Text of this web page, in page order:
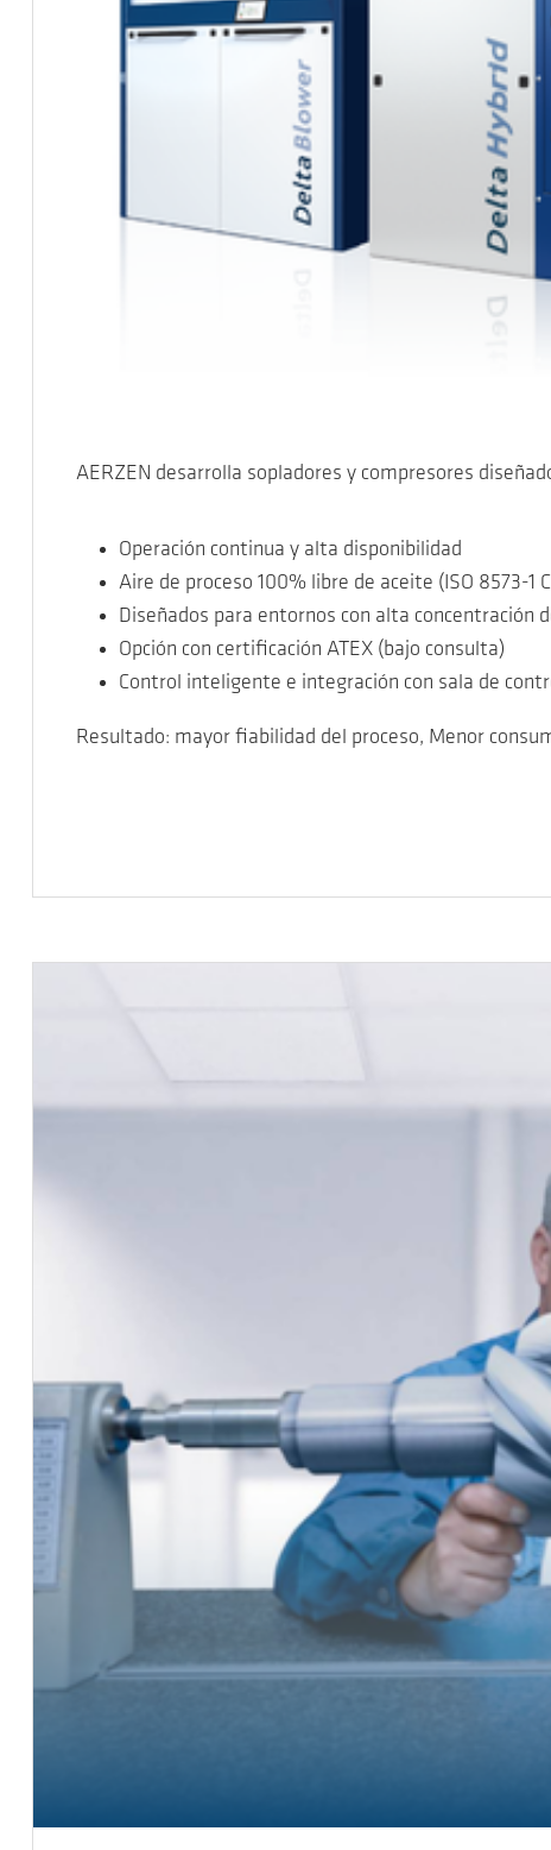
AERZEN desarrolla sopladores y compresores
Operación continua y alta disponibilidad
Aire de proceso 100% libre de aceite (ISO 8573-1
Diseñados para entornos con alta concentración
Opción con certificación ATEX (bajo consulta)
Control inteligente e integración con sala de
Resultado: mayor fiabilidad del proceso, Menor